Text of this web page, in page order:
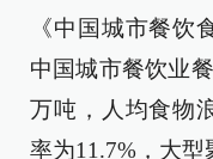
《中国城市餐饮
中国城市餐饮业
万吨，人均食物
率为11.7%，大型